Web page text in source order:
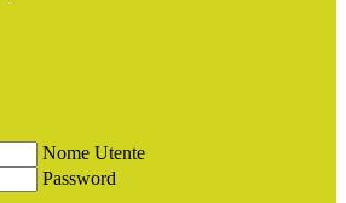
Nome Utente
Password